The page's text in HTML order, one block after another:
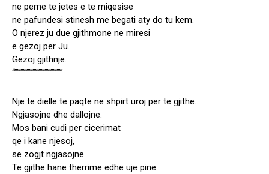
ne peme te jetes e te miqesise
ne pafundesi stinesh me begati aty do tu kem.
O njerez ju due gjithmone ne miresi
e gezoj per Ju.
Gezoj gjithnje.
“””””””””””””””””””””
Nje te dielle te paqte ne shpirt uroj per te gjithe.
Ngjasojne dhe dallojne.
Mos bani cudi per cicerimat
qe i kane njesoj,
se zogjt ngjasojne.
Te gjithe hane therrime edhe uje pine